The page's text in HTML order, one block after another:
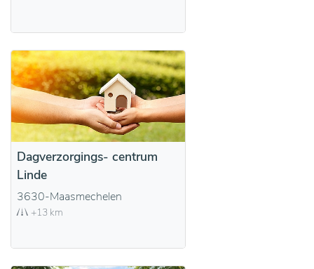
Dagverzorgings- centrum
Linde
3630-Maasmechelen
+13 km